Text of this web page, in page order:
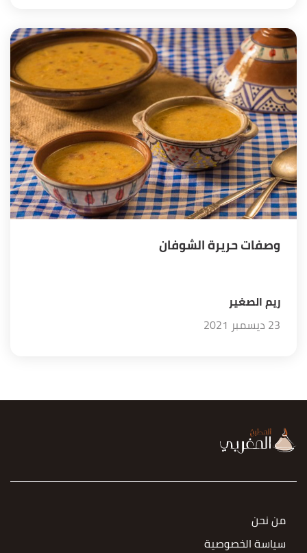
وصفات حريرة الشوفان
ريم الصغير
23 ديسمبر 2021
من نحن
سياسة الخصوصية